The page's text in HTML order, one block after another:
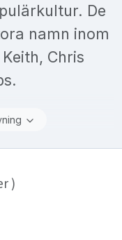
De
namn inom
Chris
)